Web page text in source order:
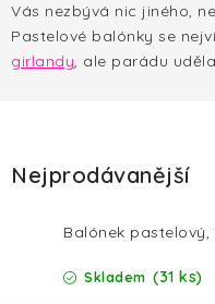
SVATBA
Vás nezbývá nic jiného,
Pastelové balónky se
girlandy, ale parádu
Nejprodávanější
Balónek
Skladem (31 ks)